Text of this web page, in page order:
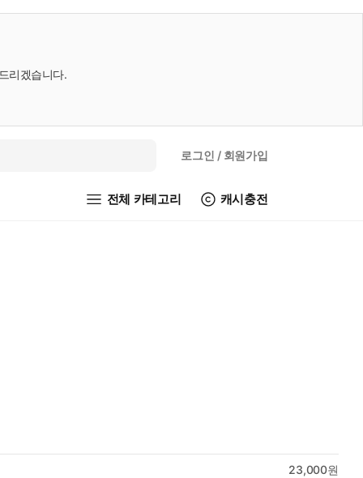
리겠습니다.
로그인 / 회원가입
전체 카테고리 캐시충전
23,000원